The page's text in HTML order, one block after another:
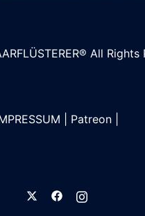
All Rights
Patreon